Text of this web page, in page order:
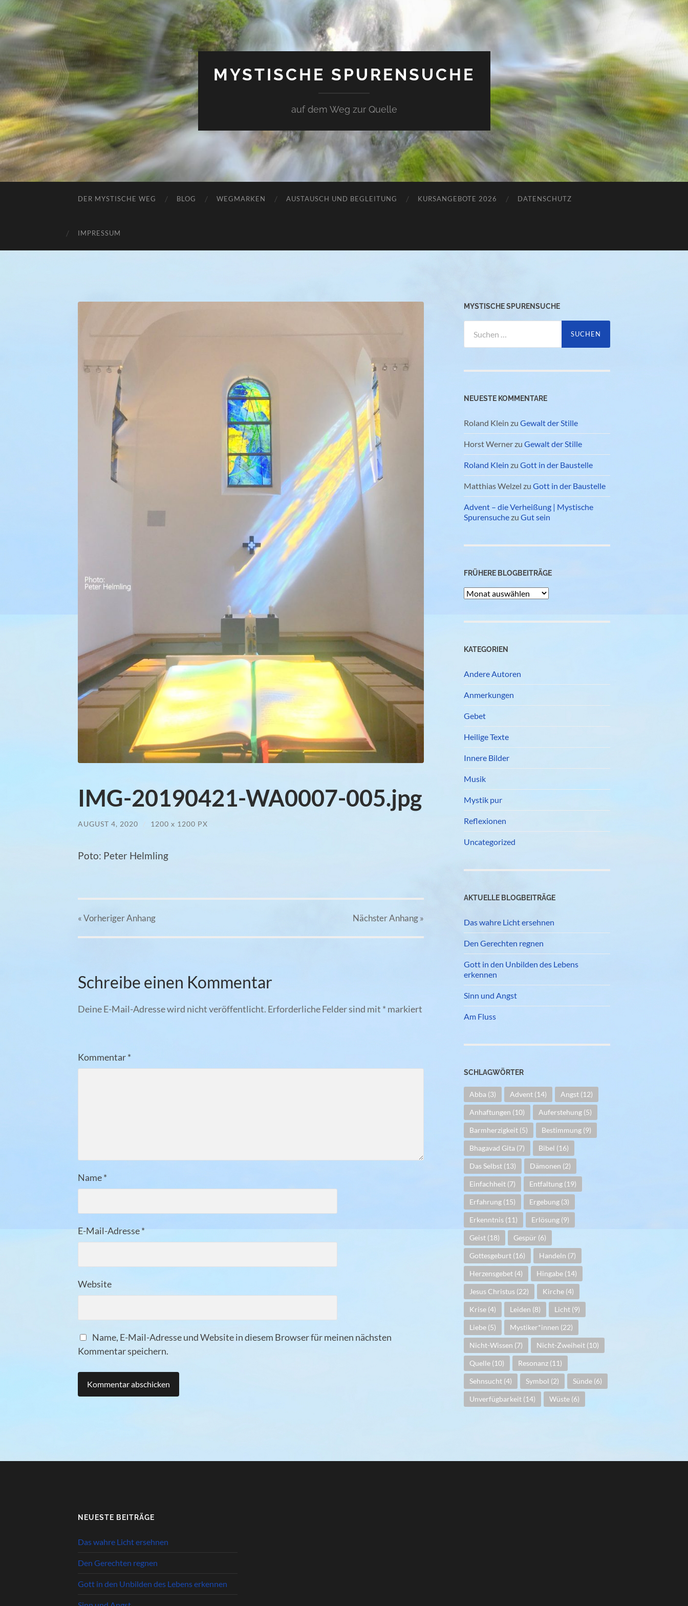
MYSTISCHE SPURENSUCHE
auf dem Weg zur Quelle
DER MYSTISCHE WEG BLOG WEGMARKEN AUSTAUSCH UND BEGLEITUNG KURSANGEBOTE 2026 DATENSCHUTZ
IMPRESSUM
IMG-20190421-WA0007-005.jpg
AUGUST 4, 2020 / 1200 x 1200 PX
Poto: Peter Helmling
« VorherigerAnhang NächsterAnhang»
Schreibe einen Kommentar
Deine E-Mail-Adresse wird nicht veröffentlicht. Erforderliche Felder sind mit * markiert
Kommentar*
Name*
E-Mail-Adresse*
Website
Name, E-Mail-Adresse und Website in diesem Browser für meinen nächsten
Kommentar speichern.
MYSTISCHE SPURENSUCHE
nach:
NEUESTE KOMMENTARE
Roland Klein zu Gewalt der Stille
Horst Wernerzu Gewalt der Stille
Roland Klein zu Gott in der Baustelle
Matthias Welzel zu Gott in der Baustelle
Advent – die Verheißung | Mystische
Spurensuchezu Gut sein
FRÜHERE BLOGBEITRÄGE
Frühere
KATEGORIEN
Andere Autoren
Anmerkungen
Gebet
Heilige Texte
Innere Bilder
Musik
Mystik pur
Reflexionen
Uncategorized
AKTUELLE BLOGBEITRÄGE
Das wahre Licht ersehnen
Den Gerechten regnen
Gott in den Unbilden des Lebens
erkennen
Sinn und Angst
Am Fluss
SCHLAGWÖRTER
Abba (3) Advent (14) Angst (12)
Anhaftungen (10) Auferstehung (5)
Barmherzigkeit (5) Bestimmung (9)
Bhagavad Gita (7) Bibel (16)
Das Selbst (13) Dämonen (2)
Einfachheit (7) Entfaltung (19)
Erfahrung (15) Ergebung (3)
Erkenntnis (11) Erlösung (9)
Geist (18) Gespür (6)
Gottesgeburt (16) Handeln (7)
Herzensgebet (4) Hingabe (14)
Jesus Christus (22) Kirche (4)
Krise (4) Leiden (8) Licht (9)
Liebe (5) Mystiker*innen (22)
Nicht-Wissen (7) Nicht-Zweiheit (10)
Quelle (10) Resonanz (11)
Sehnsucht (4) Symbol (2) Sünde (6)
Unverfügbarkeit (14) Wüste (6)
NEUESTE BEITRÄGE
Das wahre Licht ersehnen
Den Gerechten regnen
Gott in den Unbilden des Lebens erkennen